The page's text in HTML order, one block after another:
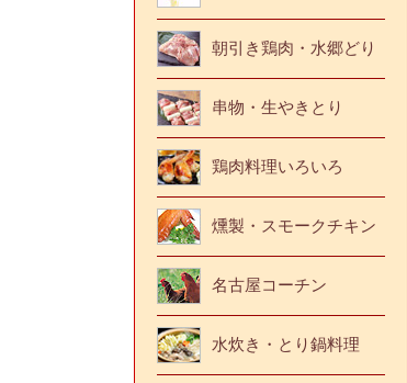
朝引き鶏肉・水郷どり
串物・生やきとり
鶏肉料理いろいろ
燻製・スモークチキン
名古屋コーチン
水炊き・とり鍋料理